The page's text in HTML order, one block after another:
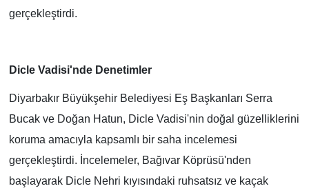
gerçekleştirdi.
Dicle Vadisi'nde Denetimler
Diyarbakır Büyükşehir Belediyesi Eş Başkanları Serra
Bucak ve Doğan Hatun, Dicle Vadisi'nin doğal güzelliklerini
koruma amacıyla kapsamlı bir saha incelemesi
gerçekleştirdi. İncelemeler, Bağıvar Köprüsü'nden
başlayarak Dicle Nehri kıyısındaki ruhsatsız ve kaçak